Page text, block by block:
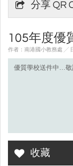
分享 QR
105年度優
作者：南港國小教務處 ╱
優質學校送件中…敬
收藏